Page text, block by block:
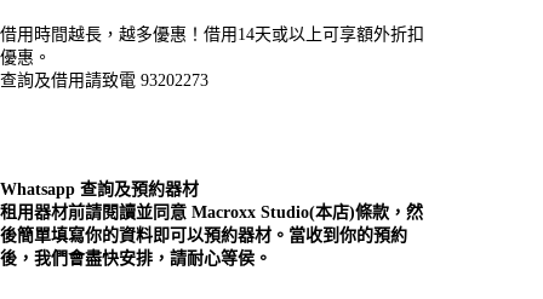
借用時間越長，越多優惠！借用14天或以上可享額外折扣
優惠。
查詢及借用請致電 93202273
Whatsapp 查詢及預約器材
租用器材前請閱讀並同意 Macroxx Studio(本店)條款，然
後簡單填寫你的資料即可以預約器材。當收到你的預約
後，我們會盡快安排，請耐心等侯。